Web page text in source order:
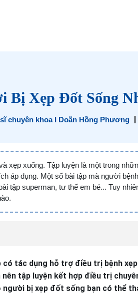
Bị Xẹp Đốt Sống
chuyên khoa I Doãn Hồng Phương
xẹp xuống. Tập luyện là một trong
áp dụng. Một số bài tập mà người
tập superman, tư thế em bé... Tuy
có tác dụng hỗ trợ điều trị bệnh
tập luyện kết hợp điều trị
bị xẹp đốt sống bạn có thể